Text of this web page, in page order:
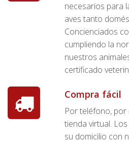
necesarios para
aves tanto
Concienciados
cumpliendo la
nuestros
certificado
Compra fácil
Por teléfono,
tienda virtual.
su domicilio con